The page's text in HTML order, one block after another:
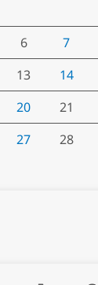
6 7
13 14
20 21
27 28